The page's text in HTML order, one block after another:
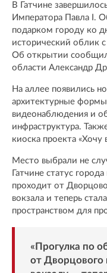
В Гатчине
Императора Павла I.
подарком городу ко
исторический облик
Об открытии сообщил
области Александр
На аллее появились
архитектурные
видеонаблюдения и
инфраструктура.
киоска проекта «Хочу
Место выбрали не
Гатчине статус
проходит от
вокзала и теперь
пространством для
«Прогулка по
от Дворцового